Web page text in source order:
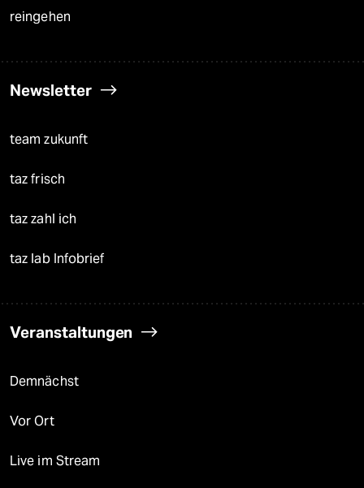
reingehen
Newsletter
team zukunft
taz frisch
taz zahl ich
taz lab Infobrief
Veranstaltungen
Demnächst
Vor Ort
Live im Stream